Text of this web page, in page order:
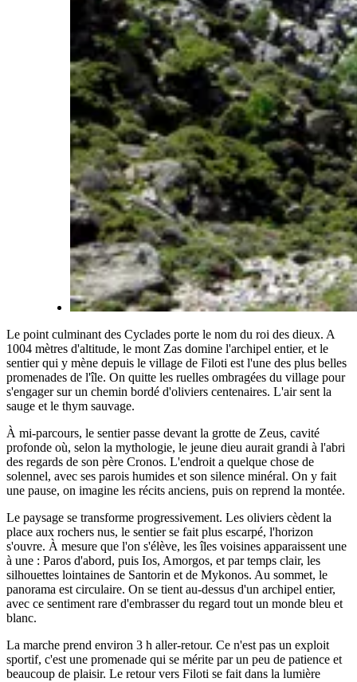
Le point culminant des Cyclades porte le nom du roi des dieux. A
1004 mètres d'altitude, le mont Zas domine l'archipel entier, et le
sentier qui y mène depuis le village de Filoti est l'une des plus belles
promenades de l'île. On quitte les ruelles ombragées du village pour
s'engager sur un chemin bordé d'oliviers centenaires. L'air sent la
sauge et le thym sauvage.
À mi-parcours, le sentier passe devant la grotte de Zeus, cavité
profonde où, selon la mythologie, le jeune dieu aurait grandi à l'abri
des regards de son père Cronos. L'endroit a quelque chose de
solennel, avec ses parois humides et son silence minéral. On y fait
une pause, on imagine les récits anciens, puis on reprend la montée.
Le paysage se transforme progressivement. Les oliviers cèdent la
place aux rochers nus, le sentier se fait plus escarpé, l'horizon
s'ouvre. À mesure que l'on s'élève, les îles voisines apparaissent une
à une : Paros d'abord, puis Ios, Amorgos, et par temps clair, les
silhouettes lointaines de Santorin et de Mykonos. Au sommet, le
panorama est circulaire. On se tient au-dessus d'un archipel entier,
avec ce sentiment rare d'embrasser du regard tout un monde bleu et
blanc.
La marche prend environ 3 h aller-retour. Ce n'est pas un exploit
sportif, c'est une promenade qui se mérite par un peu de patience et
beaucoup de plaisir. Le retour vers Filoti se fait dans la lumière